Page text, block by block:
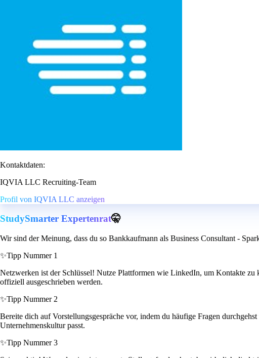
Kontaktdaten:
IQVIA LLC Recruiting-Team
Profil von IQVIA LLC anzeigen
StudySmarter Expertenrat🤫
Wir sind der Meinung, dass du so Bankkaufmann als Business Consultant -
✨Tipp Nummer 1
Netzwerken ist der Schlüssel! Nutze Plattformen wie LinkedIn, um Kontakte
offiziell ausgeschrieben werden.
✨Tipp Nummer 2
Bereite dich auf Vorstellungsgespräche vor, indem du häufige Fragen
Unternehmenskultur passt.
✨Tipp Nummer 3